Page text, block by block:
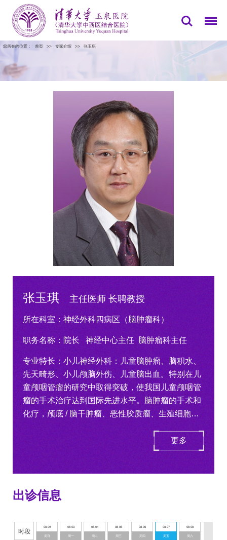
您所在的位置： 首页 >> 专家介绍 >> 张玉琪
张玉琪 主任医师 长聘教授
所在科室： 神经外科四病区（脑肿瘤科）
职务名称： 院长 神经中心主任 脑肿瘤科主任
专业特长：小儿神经外科：儿童脑肿瘤、脑积水、
先天畸形、小儿颅脑外伤、儿童脑出血。特别在儿
童颅咽管瘤的研究中取得突破，使我国儿童颅咽管
瘤的手术治疗达到国际先进水平。脑肿瘤的手术和
化疗，颅底 / 脑干肿瘤、恶性胶质瘤、生殖细胞…
更多
出诊信息
时段
08-09
周日
08-03
周一
08-04 08-05
周三
08-06
周四
08-07
周五
08-08
周六